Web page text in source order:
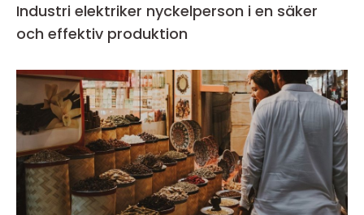
Industri elektriker nyckelperson i en säker
och effektiv produktion